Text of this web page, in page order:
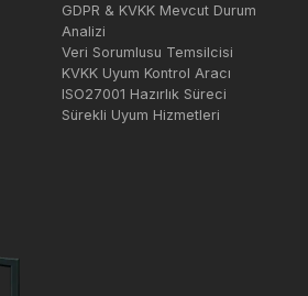
GDPR & KVKK Mevcut Durum
Analizi
Veri Sorumlusu Temsilcisi
KVKK Uyum Kontrol Aracı
ISO27001 Hazırlık Süreci
Sürekli Uyum Hizmetleri